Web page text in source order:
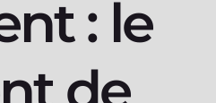
: le